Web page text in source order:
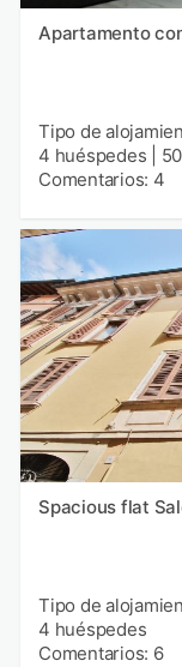
Apartamento
Tipo de
4 huéspedes
Comentarios: 4
Spacious flat
Tipo de
4 huéspedes
Comentarios: 6